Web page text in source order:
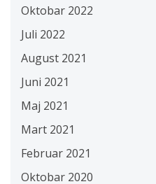
Oktobar 2022
Juli 2022
August 2021
Juni 2021
Maj 2021
Mart 2021
Februar 2021
Oktobar 2020